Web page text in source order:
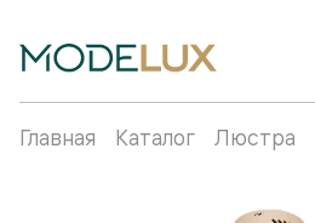
Главная Каталог Люстра